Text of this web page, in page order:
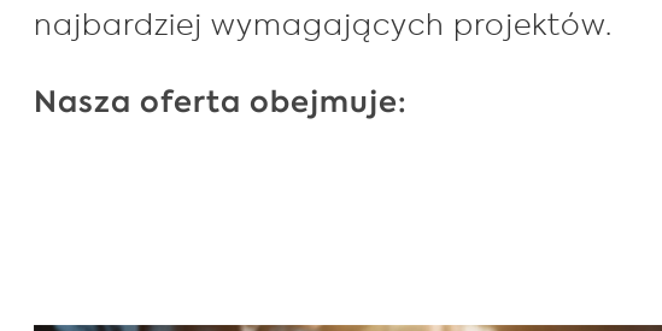
najbardziej wymagających projektów.
Nasza oferta obejmuje: